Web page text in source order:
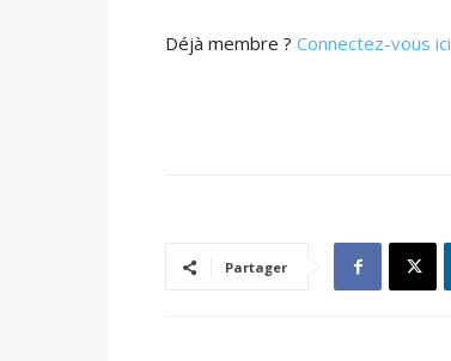
Déjà membre ? Connectez-vous ici
Partager